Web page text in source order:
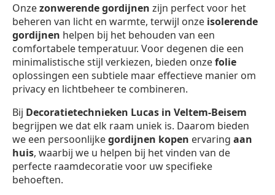
Onzezonwerende gordijnen zijn perfect voor het
beheren van licht en warmte, terwijl onze isolerende
gordijnen helpen bij het behouden van een
comfortabele temperatuur. Voor degenen die een
minimalistische stijl verkiezen, bieden onzefolie
oplossingen een subtiele maar effectieve manier om
privacy en lichtbeheer te combineren.
Bij Decoratietechnieken Lucas in Veltem-Beisem
begrijpen we dat elk raam uniek is. Daarom bieden
we een persoonlijkegordijnen kopen ervaring aan
huis, waarbij we u helpen bij het vinden van de
perfecte raamdecoratie voor uw specifieke
behoeften.